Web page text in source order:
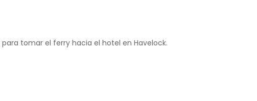
tomar el ferry hacia el hotel en Havelock.